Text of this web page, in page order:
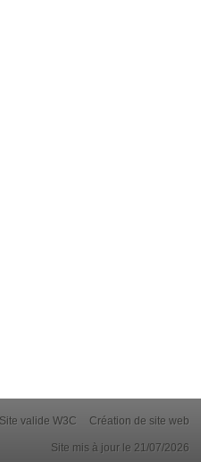
Site valide W3C Création de site web
Site mis à jour le 21/07/2026